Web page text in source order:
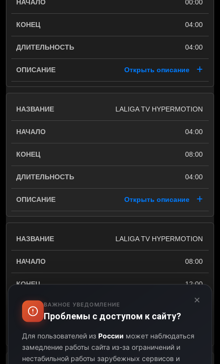
00:00
04:00
04:00
Открыть описание
LALIGA TV HYPERMOTION
04:00
08:00
04:00
Открыть описание
LALIGA TV HYPERMOTION
08:00
12:00
×
ВАЖНОЕ УВЕДОМЛЕНИЕ
Проблемы с доступом к сайту?
Для пользователей из России может наблюдаться
замедление работы сайта из-за ограничений и
нестабильной работы зарубежных сервисов и